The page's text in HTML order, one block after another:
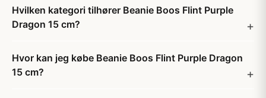
Hvilken kategori tilhører Beanie Boos Flint Purple
Dragon 15 cm?
Hvor kan jeg købe Beanie Boos Flint Purple Dragon
15 cm?